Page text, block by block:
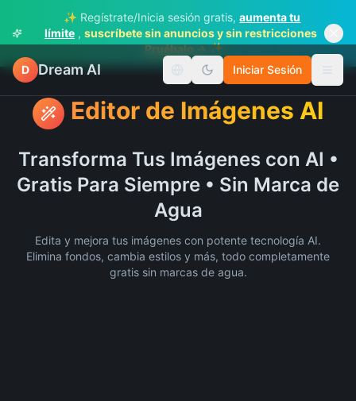
✨ Regístrate/Inicia sesión gratis, aumenta tu
límite , suscríbete sin anuncios y sin restricciones
Pruébalo → ✨
D
Dream AI Cambiar idiomaIniciar Sesión
Editor de Imágenes AI
Transforma Tus Imágenes con AI •
Gratis Para Siempre • Sin Marca de
Agua
Edita y mejora tus imágenes con potente tecnología AI.
Elimina fondos, cambia estilos y más, todo completamente
gratis sin marcas de agua.